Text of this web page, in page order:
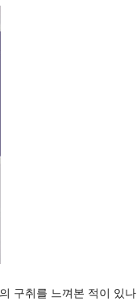
구취를 느껴본 적이 있